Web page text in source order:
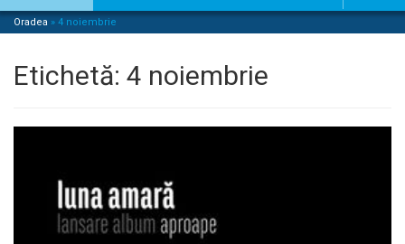
Oradea » 4 noiembrie
Etichetă: 4 noiembrie